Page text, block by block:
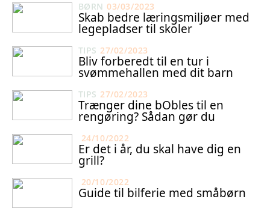
BØRN 03/03/2023
Skab bedre læringsmiljøer med
legepladser til skoler
TIPS 27/02/2023
Bliv forberedt til en tur i
svømmehallen med dit barn
TIPS 27/02/2023
Trænger dine bObles til en
rengøring? Sådan gør du
24/10/2022
Er det i år, du skal have dig en
grill?
20/10/2022
Guide til bilferie med småbørn